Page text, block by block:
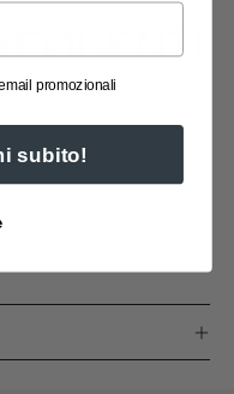
promozionali
subito!